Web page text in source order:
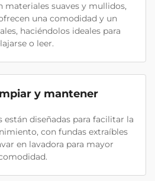
materiales suaves y mullidos,
una comodidad y un
haciéndolos ideales para
o leer.
y mantener
están diseñadas para facilitar la
con fundas extraíbles
en lavadora para mayor